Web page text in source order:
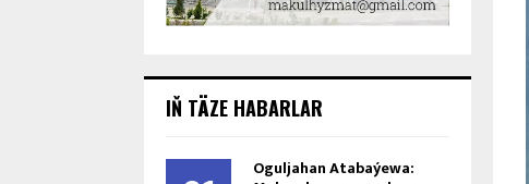
IŇ TÄZE HABARLAR
Oguljahan Atabaýewa: